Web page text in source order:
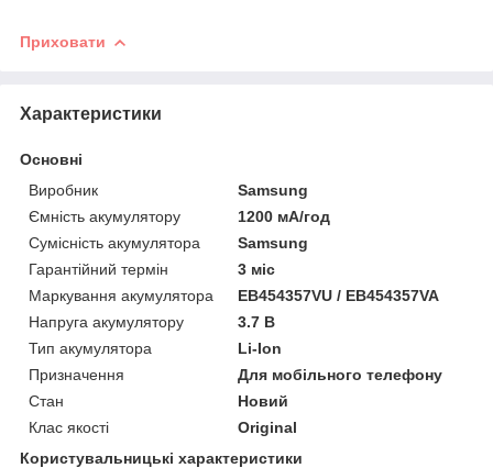
Приховати
Характеристики
Основні
Виробник
Samsung
Ємність акумулятору
1200 мА/год
Сумісність акумулятора
Samsung
Гарантійний термін
3 міс
Маркування акумулятора
EB454357VU / EB454357VA
Напруга акумулятору
3.7 В
Тип акумулятора
Li-Ion
Призначення
Для мобільного телефону
Стан
Новий
Клас якості
Original
Користувальницькі характеристики